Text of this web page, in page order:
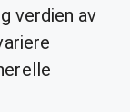
verdien av